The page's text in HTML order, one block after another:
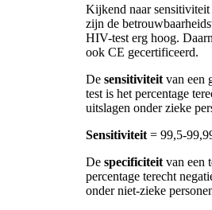
Kijkend naar
zijn de
HIV-test erg hoog.
ook CE gecertificeerd.
De sensitiviteit van een
test is het percentage
uitslagen onder zieke
Sensitiviteit = 99,5-
De specificiteit van een
percentage terecht
onder niet-zieke